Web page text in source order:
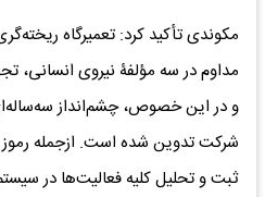
مکوندی تأکید کرد: تعمیرگاه
مداوم در سه مؤلفۀ نیروی انسانی،
و در این خصوص، چشم‌انداز
شرکت تدوین شده است. ازجمله